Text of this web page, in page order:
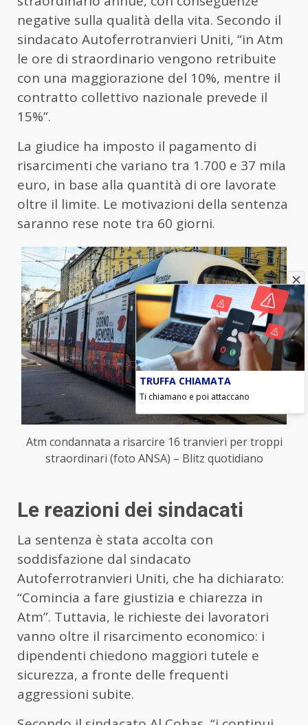
negative sulla qualità della vita. Secondo il
sindacato Autoferrotranvieri Uniti, “in Atm
le ore di straordinario vengono retribuite
con una maggiorazione del 10%, mentre il
contratto collettivo nazionale prevede il
15%”.
La giudice ha imposto il pagamento di
risarcimenti che variano tra 1.700 e 37 mila
euro, in base alla quantità di ore lavorate
oltre il limite. Le motivazioni della sentenza
saranno rese note tra 60 giorni.
Atm condannata a risarcire 16 tranvieri per troppi
straordinari (foto ANSA) – Blitz quotidiano
Le reazioni dei sindacati
La sentenza è stata accolta con
soddisfazione dal sindacato
Autoferrotranvieri Uniti, che ha dichiarato:
“Comincia a fare giustizia e chiarezza in
Atm”. Tuttavia, le richieste dei lavoratori
vanno oltre il risarcimento economico: i
dipendenti chiedono maggiori tutele e
sicurezza, a fronte delle frequenti
aggressioni subite.
TRUFFA CHIAMATA
Ti chiamano e poi attaccano